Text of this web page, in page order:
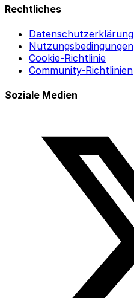
Rechtliches
Datenschutzerklärung
Nutzungsbedingungen
Cookie-Richtlinie
Community-Richtlinien
Soziale Medien